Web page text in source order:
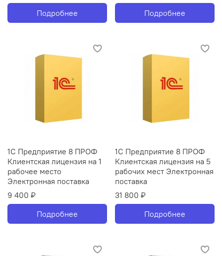
Подробнее
Подробнее
1С Предприятие 8 ПРОФ
Клиентская лицензия на 1
рабочее место
Электронная поставка
9 400 ₽
Подробнее
1С Предприятие 8 ПРОФ
Клиентская лицензия на 5
рабочих мест Электронная
поставка
31 800 ₽
Подробнее